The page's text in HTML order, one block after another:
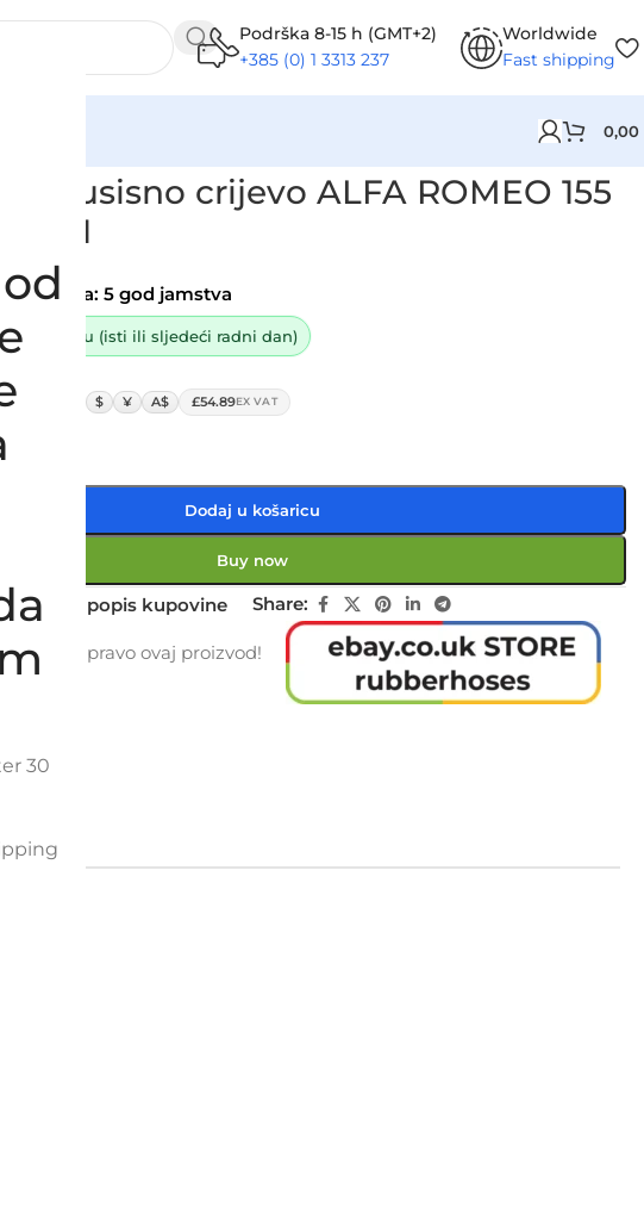
30
Podrška 8-15 h (GMT+2)
+385 (0) 1 3313 237
Worldwide
Fast shipping
0,00
usisno crijevo ALFA ROMEO 155
Garancija: 5 god jamstva
narudžbu (isti ili sljedeći radni dan)
€ $ ¥ A$ £54.89EX VAT
Dodaj u košaricu
Buy now
Dodaj na popis kupovine Share:
gleda upravo ovaj proizvod!